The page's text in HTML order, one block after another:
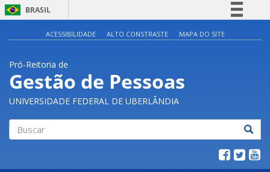
BRASIL
Acesso à informação
Legislação
Canais
ACESSIBILIDADE ALTO CONSTRASTE MAPA DO SITE
Pró-Reitoria de
Gestão de Pessoas
UNIVERSIDADE FEDERAL DE UBERLÂNDIA